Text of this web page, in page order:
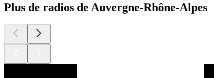
Plus de radios de Auvergne-Rhône-Alpes